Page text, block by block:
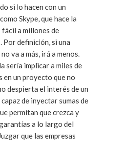
si lo hacen con un
Skype, que hace la
fácil a millones de
Por definición, si una
va a más, irá a menos.
sería implicar a miles de
despierta el interés de un
de inyectar sumas de
permitan que crezca y
a lo largo del
que las empresas